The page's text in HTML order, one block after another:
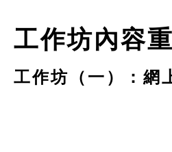
工作坊內容
工作坊（一）：網